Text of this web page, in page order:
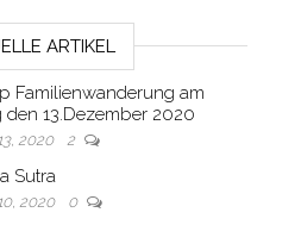
ARTIKEL
Familienwanderung am
den 13.Dezember 2020
2020 2
Sutra
2020 0